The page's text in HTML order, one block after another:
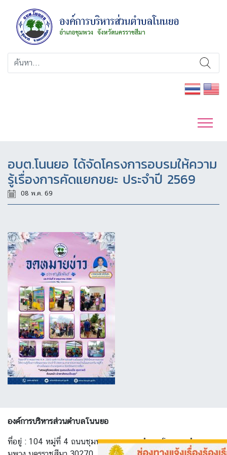
อบต.โนนยอ ได้จัดโครงการอบรมให้ความ
รู้เรื่องการคัดแยกขยะ ประจำปี 2569
08 พ.ค. 69
องค์การบริหารส่วนตำบลโนนยอ
ที่อยู่ : 104 หมู่ที่ 4 ถนนชุมพวง-ทางพาด ตำบล โนนยอ อำเภอ ชุ